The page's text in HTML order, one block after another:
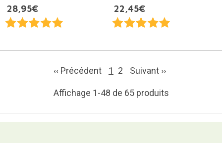
28,95€
22,45€
‹‹ Précédent 1 2 Suivant ››
Affichage 1-48 de 65 produits